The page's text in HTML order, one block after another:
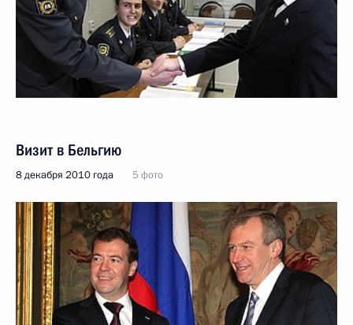
Визит в Бельгию
8 декабря 2010 года 5 фото